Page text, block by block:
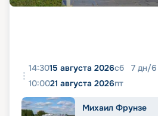
14:3015 августа 2026сб 7 дн/6
10:0021 августа 2026пт
Михаил Фрунзе